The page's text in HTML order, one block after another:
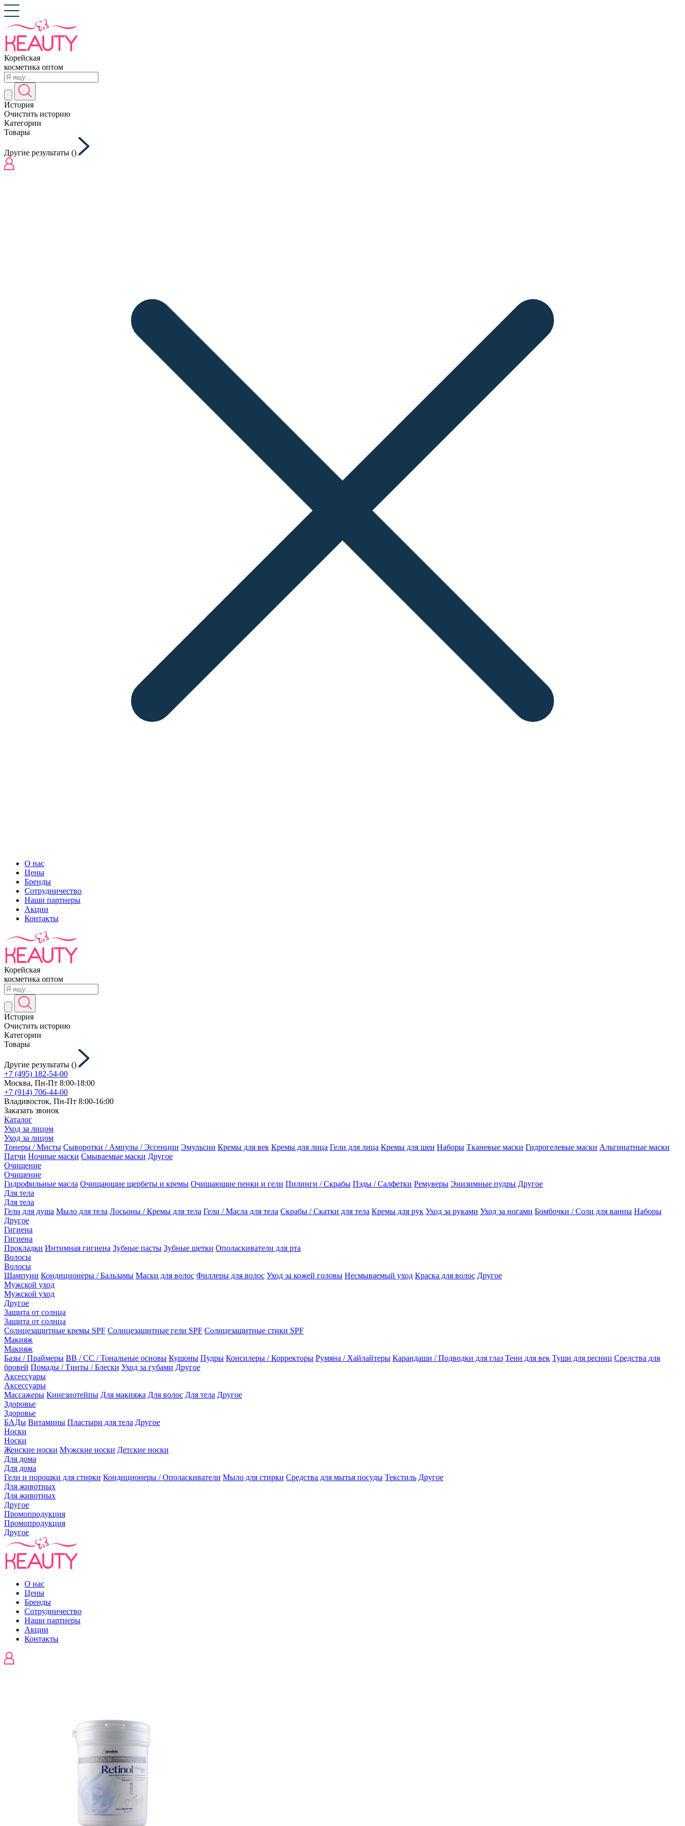
Корейская
косметика оптом
История
Очистить историю
Категории
Товары
Другие результаты ()
О нас
Цены
Бренды
Сотрудничество
Наши партнеры
Акции
Контакты
Корейская
косметика оптом
История
Очистить историю
Категории
Товары
Другие результаты ()
+7 (495) 182-54-00
Москва, Пн-Пт 8:00-18:00
+7 (914) 706-44-00
Владивосток, Пн-Пт 8:00-16:00
Заказать звонок
Каталог
Уход за лицом
Уход за лицом
Тонеры / Мисты Сыворотки / Ампулы / Эссенции Эмульсии Кремы для век Кремы для лица Гели для лица Кремы для шеи Наборы Тканевые маски Гидрогелевые маски Альгинатные маски
Патчи Ночные маски Смываемые маски Другое
Очищение
Очищение
Гидрофильные масла Очищающие щербеты и кремы Очищающие пенки и гели Пилинги / Скрабы Пэды / Салфетки Ремуверы Энизимные пудры Другое
Для тела
Для тела
Гели для душа Мыло для тела Лосьоны / Кремы для тела Гели / Масла для тела Скрабы / Скатки для тела Кремы для рук Уход за руками Уход за ногами Бомбочки / Соли для ванны Наборы
Другое
Гигиена
Гигиена
Прокладки Интимная гигиена Зубные пасты Зубные щетки Ополаскиватели для рта
Волосы
Волосы
Шампуни Кондиционеры / Бальзамы Маски для волос Филлеры для волос Уход за кожей головы Несмываемый уход Краска для волос Другое
Мужской уход
Мужской уход
Другое
Защита от солнца
Защита от солнца
Солнцезащитные кремы SPF Солнцезащитные гели SPF Солнцезащитные стики SPF
Макияж
Макияж
Базы / Праймеры BB / CC / Тональные основы Кушоны Пудры Консилеры / Корректоры Румяна / Хайлайтеры Карандаши / Подводки для глаз Тени для век Туши для ресниц Средства для
бровей Помады / Тинты / Блески Уход за губами Другое
Аксессуары
Аксессуары
Массажеры Кинезиотейпы Для макияжа Для волос Для тела Другое
Здоровье
Здоровье
БАДы Витамины Пластыри для тела Другое
Носки
Носки
Женские носки Мужские носки Детские носки
Для дома
Для дома
Гели и порошки для стирки Кондиционеры / Ополаскиватели Мыло для стирки Средства для мытья посуды Текстиль Другое
Для животных
Для животных
Другое
Промопродукция
Промопродукция
Другое
О нас
Цены
Бренды
Сотрудничество
Наши партнеры
Акции
Контакты